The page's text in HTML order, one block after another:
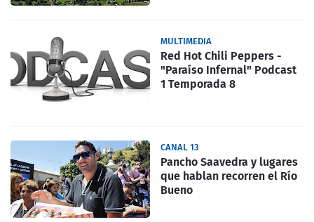
MULTIMEDIA
Red Hot Chili Peppers -
"Paraíso Infernal" Podcast
1 Temporada 8
CANAL 13
Pancho Saavedra y lugares
que hablan recorren el Río
Bueno